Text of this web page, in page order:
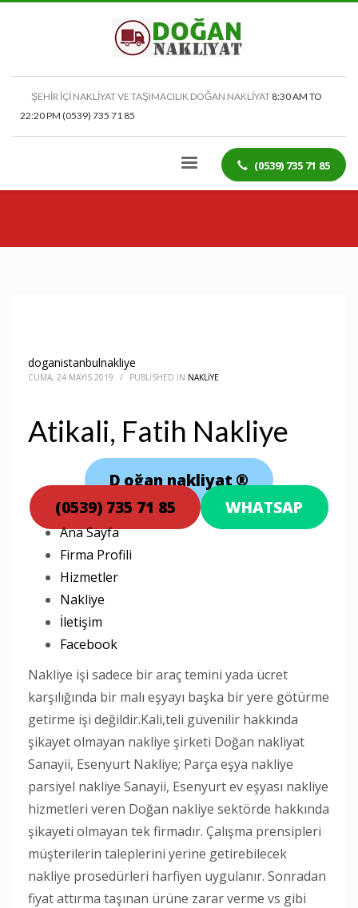
ŞEHİR İÇİ NAKLİYAT VE TAŞIMACILIK DOĞAN NAKLİYAT 8:30 AM TO
22:20 PM (0539) 735 71 85
(0539) 735 71 85
doganistanbulnakliye
CUMA, 24 MAYIS 2019 / PUBLISHED IN NAKLIYE
Atikali, Fatih Nakliye
Doğan nakliyat®
(0539) 735 71 85
WHATSAP
Ana Sayfa
Firma Profili
Hizmetler
Nakliye
İletişim
Facebook
Nakliye işi sadece bir araç temini yada ücret
karşılığında bir malı eşyayı başka bir yere götürme
getirme işi değildir.Kali,teli güvenilir hakkında
şikayet olmayan nakliye şirketi Doğan nakliyat
Sanayii, Esenyurt Nakliye; Parça eşya nakliye
parsiyel nakliye Sanayii, Esenyurt ev eşyası nakliye
hizmetleri veren Doğan nakliye sektörde hakkında
şikayeti olmayan tek firmadır. Çalışma prensipleri
müşterilerin taleplerini yerine getirebilecek
nakliye prosedürleri harfiyen uygulanır. Sonradan
fiyat attırma taşınan ürüne zarar verme vs gibi